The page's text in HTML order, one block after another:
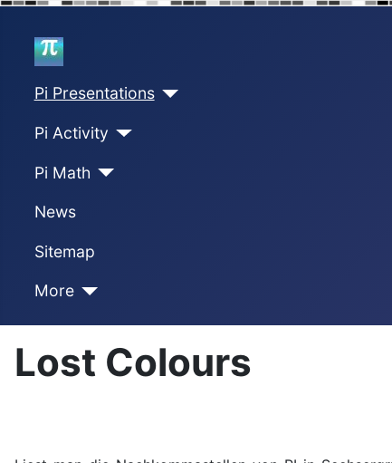
Home
Pi Presentations
Pi Activity
Pi Math
News
Sitemap
More
Lost Colours